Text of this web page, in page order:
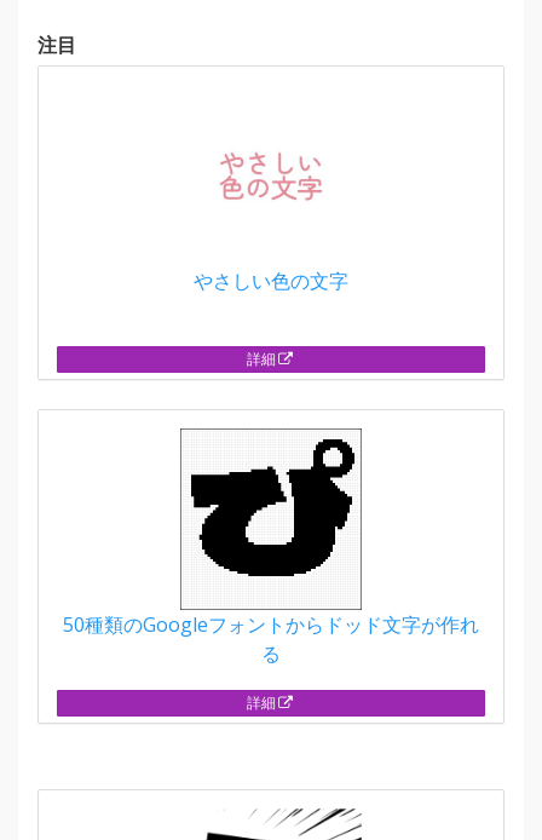
注目
やさしい色の文字
詳細
50種類のGoogleフォントからドッド文字が作れ
る
詳細